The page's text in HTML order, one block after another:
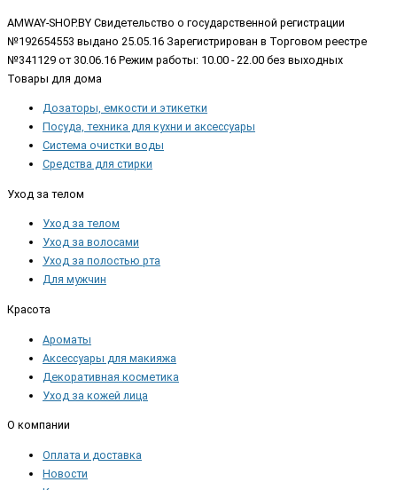
AMWAY-SHOP.BY Свидетельство о государственной регистрации
№192654553 выдано 25.05.16 Зарегистрирован в Торговом реестре
№341129 от 30.06.16 Режим работы: 10.00 - 22.00 без выходных
Товары для дома
Дозаторы, емкости и этикетки
Посуда, техника для кухни и аксессуары
Система очистки воды
Средства для стирки
Уход за телом
Уход за телом
Уход за волосами
Уход за полостью рта
Для мужчин
Красота
Ароматы
Аксессуары для макияжа
Декоративная косметика
Уход за кожей лица
О компании
Оплата и доставка
Новости